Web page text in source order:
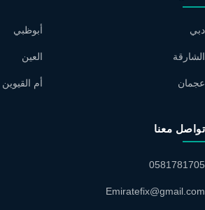
دبي
الشارقة
عجمان
أبوظبي
العين
أم القيوين
تواصل معنا
0581781705
Emiratefix@gmail.com